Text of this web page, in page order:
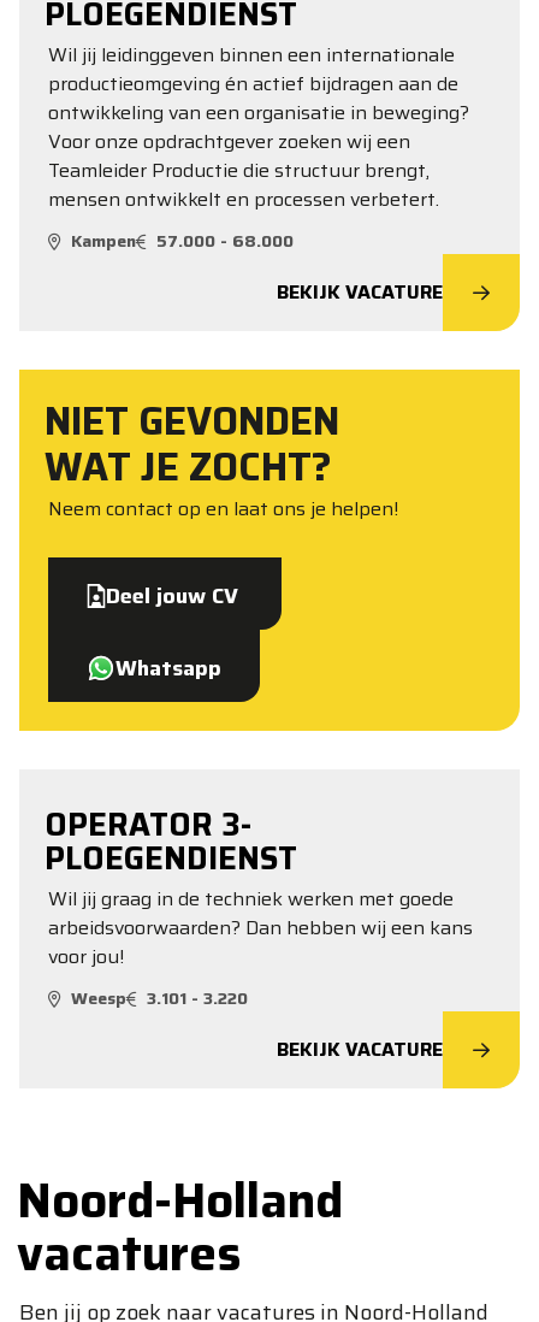
PLOEGENDIENST
Wil jij leidinggeven binnen een internationale
productieomgeving én actief bijdragen aan de
ontwikkeling van een organisatie in beweging?
Voor onze opdrachtgever zoeken wij een
Teamleider Productie die structuur brengt,
mensen ontwikkelt en processen verbetert.
Kampen 57.000 - 68.000
BEKIJK VACATURE
NIET GEVONDEN
WAT JE ZOCHT?
Neem contact op en laat ons je helpen!
Deel jouw CV
Whatsapp
OPERATOR 3-
PLOEGENDIENST
Wil jij graag in de techniek werken met goede
arbeidsvoorwaarden? Dan hebben wij een kans
voor jou!
Weesp 3.101 - 3.220
BEKIJK VACATURE
Noord-Holland
vacatures
Ben jij op zoek naar vacatures in Noord-Holland